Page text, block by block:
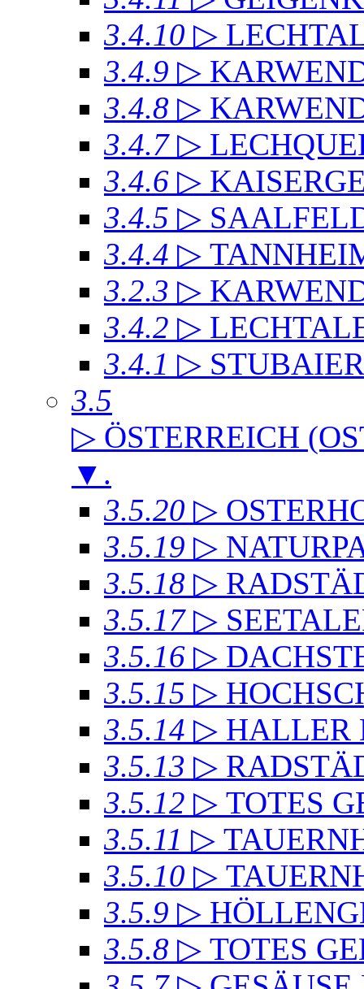
3.4.10 ▷
3.4.9 ▷
3.4.8 ▷
3.4.7 ▷
3.4.6 ▷
3.4.5 ▷
3.4.4 ▷
3.2.3 ▷
3.4.2 ▷
3.4.1 ▷
3.5
▷ ÖSTERREICH
▼ .
3.5.20 ▷
3.5.19 ▷
3.5.18 ▷
3.5.17 ▷
3.5.16 ▷
3.5.15 ▷
3.5.14 ▷ HALLER
3.5.13 ▷
3.5.12 ▷ TOTES
3.5.11 ▷
3.5.10 ▷
3.5.9 ▷
3.5.8 ▷ TOTES